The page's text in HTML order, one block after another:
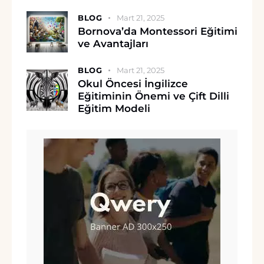
BLOG Mart 21, 2025
Bornova’da Montessori Eğitimi
ve Avantajları
BLOG Mart 21, 2025
Okul Öncesi İngilizce
Eğitiminin Önemi ve Çift Dilli
Eğitim Modeli